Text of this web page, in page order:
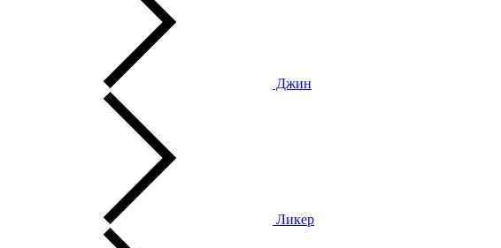
Джин
Ликер